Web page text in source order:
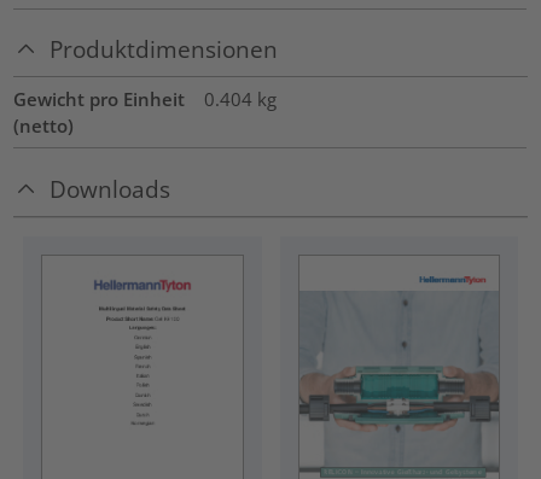
Produktdimensionen
Gewicht pro Einheit
(netto)
0.404 kg
Downloads